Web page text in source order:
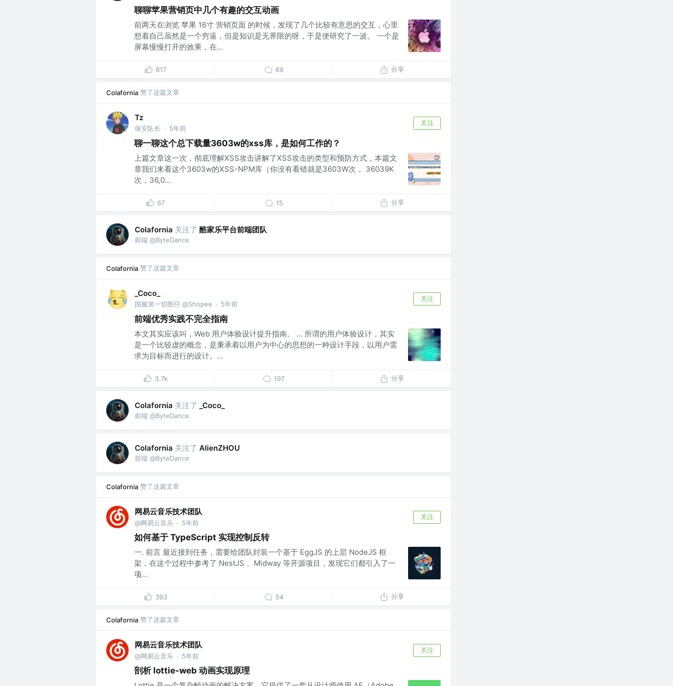
聊聊苹果营销页中几个有趣的交互动画
前两天在浏览 苹果 16寸 营销页面 的时候，发现了几个比较有意思的交互，心里
想着自己虽然是一个穷逼，但是知识是无界限的呀，于是便研究了一波。 一个是
屏幕慢慢打开的效果，在...
817 69 分享
Colafornia 赞了这篇文章
Tz
保安队长 · 5年前
关注
聊一聊这个总下载量3603w的xss库，是如何工作的？
上篇文章这一次，彻底理解XSS攻击讲解了XSS攻击的类型和预防方式，本篇文
章我们来看这个3603w的XSS-NPM库（你没有看错就是3603W次， 36039K
次，36,0...
67 15 分享
Colafornia 关注了 酷家乐平台前端团队
前端 @ByteDance
Colafornia 赞了这篇文章
_Coco_
国服第一切图仔 @Shopee · 5年前
关注
前端优秀实践不完全指南
本文其实应该叫，Web 用户体验设计提升指南。 ... 所谓的用户体验设计，其实
是一个比较虚的概念，是秉承着以用户为中心的思想的一种设计手段，以用户需
求为目标而进行的设计。...
3.7k 197 分享
Colafornia 关注了 _Coco_
前端 @ByteDance
Colafornia 关注了 AlienZHOU
前端 @ByteDance
Colafornia 赞了这篇文章
网易云音乐技术团队
@网易云音乐 · 5年前
关注
如何基于 TypeScript 实现控制反转
一. 前言 最近接到任务，需要给团队封装一个基于 EggJS 的上层 NodeJS 框
架，在这个过程中参考了 NestJS 、Midway 等开源项目，发现它们都引入了一
项...
393 54 分享
Colafornia 赞了这篇文章
网易云音乐技术团队
@网易云音乐 · 5年前
关注
剖析 lottie-web 动画实现原理